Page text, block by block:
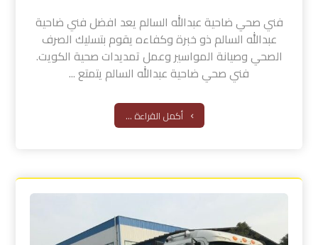
فني صحي ضاحية عبدالله السالم يعد افضل فني ضاحية
عبدالله السالم ذو خبرة وكفاءه يقوم بتسليك الصرف
الصحي وصيانة المواسير وعمل تمديدات صحية الكويت.
فني صحي ضاحية عبدالله السالم يتمتع ...
أكمل القراءة ...